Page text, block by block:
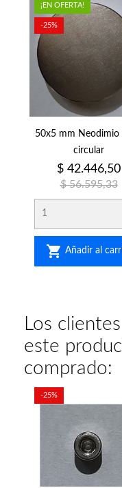
50x5 mm Neodimio
circular
Precio
$ 42.446,50
$ 56.595,33
 Añadir al
¡EN OFERTA!
-25%
Los
este
comprado:
-25%